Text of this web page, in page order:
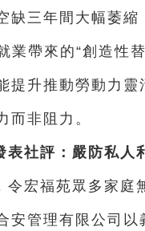
缺三年間大幅萎
業帶來的“創造性
提升推動勞動力
而非阻力。
表社評：嚴防私
令宏福苑眾多家庭
安管理有限公司